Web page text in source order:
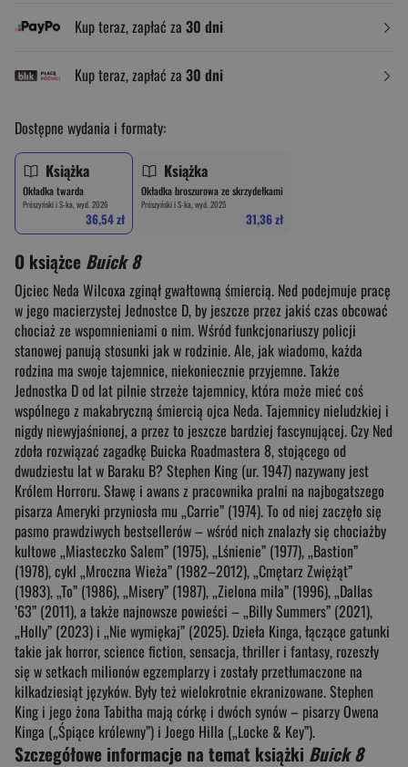
Kup teraz, zapłać za 30 dni
Kup teraz, zapłać za 30 dni
Dostępne wydania i formaty:
Książka
Okładka twarda
Prószyński i S-ka, wyd. 2026
36,54 zł
Książka
Okładka broszurowa ze skrzydełkami
Prószyński i S-ka, wyd. 2025
31,36 zł
O książce Buick 8
Ojciec Neda Wilcoxa zginął gwałtowną śmiercią. Ned podejmuje pracę
w jego macierzystej Jednostce D, by jeszcze przez jakiś czas obcować
chociaż ze wspomnieniami o nim. Wśród funkcjonariuszy policji
stanowej panują stosunki jak w rodzinie. Ale, jak wiadomo, każda
rodzina ma swoje tajemnice, niekoniecznie przyjemne. Także
Jednostka D od lat pilnie strzeże tajemnicy, która może mieć coś
wspólnego z makabryczną śmiercią ojca Neda. Tajemnicy nieludzkiej i
nigdy niewyjaśnionej, a przez to jeszcze bardziej fascynującej. Czy Ned
zdoła rozwiązać zagadkę Buicka Roadmastera 8, stojącego od
dwudziestu lat w Baraku B? Stephen King (ur. 1947) nazywany jest
Królem Horroru. Sławę i awans z pracownika pralni na najbogatszego
pisarza Ameryki przyniosła mu „Carrie” (1974). To od niej zaczęło się
pasmo prawdziwych bestsellerów – wśród nich znalazły się chociażby
kultowe „Miasteczko Salem” (1975), „Lśnienie” (1977), „Bastion”
(1978), cykl „Mroczna Wieża” (1982–2012), „Cmętarz Zwiężąt”
(1983), „To” (1986), „Misery” (1987), „Zielona mila” (1996), „Dallas
’63” (2011), a także najnowsze powieści – „Billy Summers” (2021),
„Holly” (2023) i „Nie wymiękaj” (2025). Dzieła Kinga, łączące gatunki
takie jak horror, science fiction, sensacja, thriller i fantasy, rozeszły
się w setkach milionów egzemplarzy i zostały przetłumaczone na
kilkadziesiąt języków. Były też wielokrotnie ekranizowane. Stephen
King i jego żona Tabitha mają córkę i dwóch synów – pisarzy Owena
Kinga („Śpiące królewny”) i Joego Hilla („Locke & Key”).
Szczegółowe informacje na temat książki Buick 8